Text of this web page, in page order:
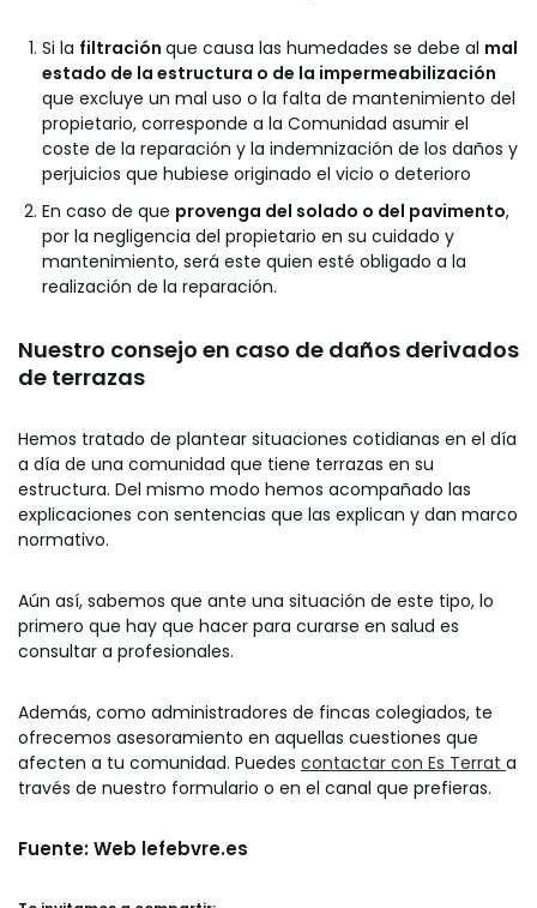
Si la filtración que causa las humedades se debe al mal
estado de la estructura o de la impermeabilización
que excluye un mal uso o la falta de mantenimiento del
propietario, corresponde a la Comunidad asumir el
coste de la reparación y la indemnización de los daños y
perjuicios que hubiese originado el vicio o deterioro
En caso de que provenga del solado o del pavimento,
por la negligencia del propietario en su cuidado y
mantenimiento, será este quien esté obligado a la
realización de la reparación.
Nuestro consejo en caso de daños derivados
de terrazas
Hemos tratado de plantear situaciones cotidianas en el día
a día de una comunidad que tiene terrazas en su
estructura. Del mismo modo hemos acompañado las
explicaciones con sentencias que las explican y dan marco
normativo.
Aún así, sabemos que ante una situación de este tipo, lo
primero que hay que hacer para curarse en salud es
consultar a profesionales.
Además, como administradores de fincas colegiados, te
ofrecemos asesoramiento en aquellas cuestiones que
afecten a tu comunidad. Puedes contactar con Es Terrat a
través de nuestro formulario o en el canal que prefieras.
Fuente: Web lefebvre.es